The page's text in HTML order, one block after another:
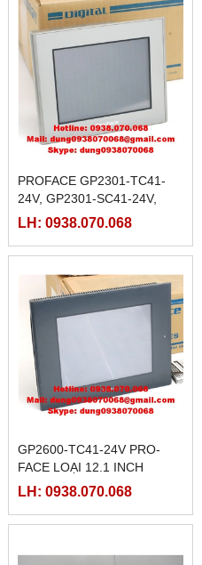
PROFACE GP2301-TC41-
24V, GP2301-SC41-24V,
GP2301-LG41-24V
LH: 0938.070.068
GP2600-TC41-24V PRO-
FACE LOẠI 12.1 INCH
LH: 0938.070.068